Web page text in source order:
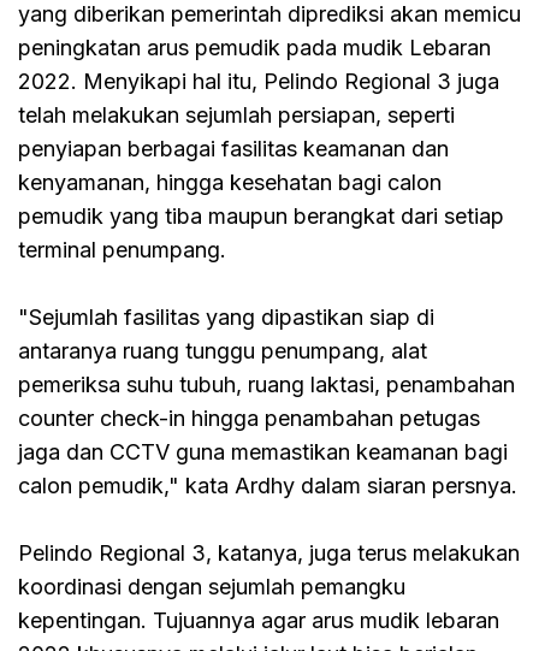
yang diberikan pemerintah diprediksi akan memicu
peningkatan arus pemudik pada mudik Lebaran
2022. Menyikapi hal itu, Pelindo Regional 3 juga
telah melakukan sejumlah persiapan, seperti
penyiapan berbagai fasilitas keamanan dan
kenyamanan, hingga kesehatan bagi calon
pemudik yang tiba maupun berangkat dari setiap
terminal penumpang.
"Sejumlah fasilitas yang dipastikan siap di
antaranya ruang tunggu penumpang, alat
pemeriksa suhu tubuh, ruang laktasi, penambahan
counter check-in hingga penambahan petugas
jaga dan CCTV guna memastikan keamanan bagi
calon pemudik," kata Ardhy dalam siaran persnya.
Pelindo Regional 3, katanya, juga terus melakukan
koordinasi dengan sejumlah pemangku
kepentingan. Tujuannya agar arus mudik lebaran